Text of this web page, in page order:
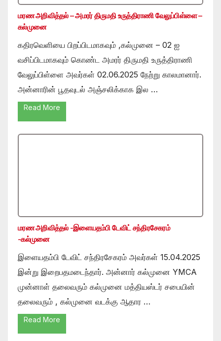
மரண அறிவித்தல் – அமரர் திருமதி உருத்திராணி வேலுப்பிள்ளை –
கல்முனை
கதிரவெளியை பிறப்பிடமாகவும் ,கல்முனை – 02 ஐ
வசிப்பிடமாகவும் கொண்ட அமரர் திருமதி உருத்திராணி
வேலுப்பிள்ளை அவர்கள் 02.06.2025 நேற்று காலமானார்.
அன்னாரின் பூதவுடல் அஞ்சலிக்காக இல …
Read More
மரண அறிவித்தல் -இளையதம்பி டேவிட் சந்திரசேகரம்
-கல்முனை
இளையதம்பி டேவிட் சந்திரசேகரம் அவர்கள் 15.04.2025
இன்று இறைபதமடைந்தார். அன்னார் கல்முனை YMCA
முன்னாள் தலைவரும் கல்முனை மத்தியஸ்டர் சபையின்
தலைவரும் , கல்முனை வடக்கு ஆதார …
Read More